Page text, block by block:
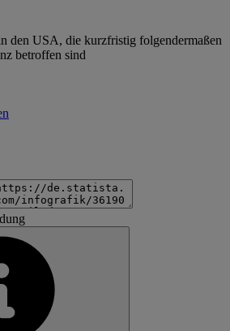
den USA, die kurzfristig folgendermaßen
betroffen sind